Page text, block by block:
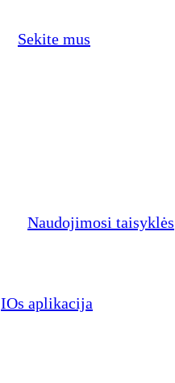
Sekite mus
Naudojimosi taisyklės
IOs aplikacija